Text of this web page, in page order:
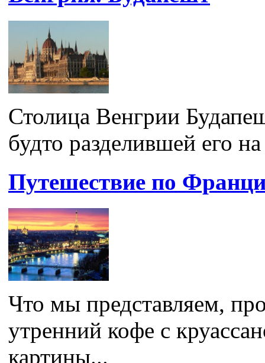
Столица Венгрии
будто разделившей его
Путешествие по
Что мы представляем,
утренний кофе с
картины...